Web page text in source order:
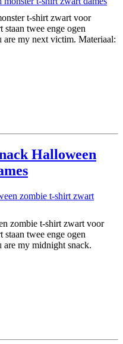
t-shirt zwart voor
twee enge ogen
are my next victim. Materiaal:
Halloween
zombie t-shirt zwart voor
twee enge ogen
are my midnight snack.